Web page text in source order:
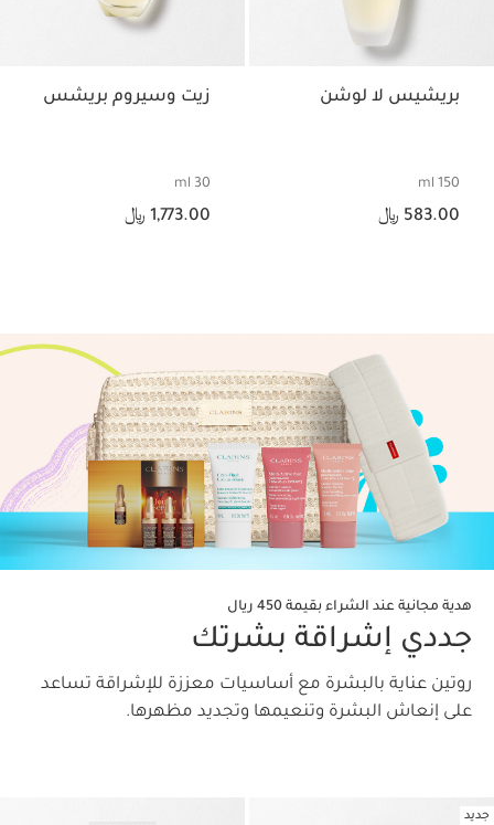
بريشيس لا لوشن
150 ml
السعر الحالي هو 583.00 ﷼
583.00 ﷼
زيت وسيروم بريشس
30 ml
السعر الحالي هو 1,773.00 ﷼
1,773.00 ﷼
هدية مجانية عند الشراء بقيمة 450 ريال
جددي إشراقة بشرتك
روتين عناية بالبشرة مع أساسيات معززة للإشراقة تساعد
على إنعاش البشرة وتنعيمها وتجديد مظهرها.
جديد